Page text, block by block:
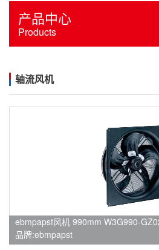
产品中心
Products
轴流风机
ebmpapst风机 990mm
品牌:ebmpapst